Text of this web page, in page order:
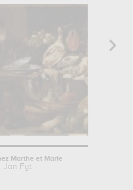
Marthe et Marie
Jan Fyt